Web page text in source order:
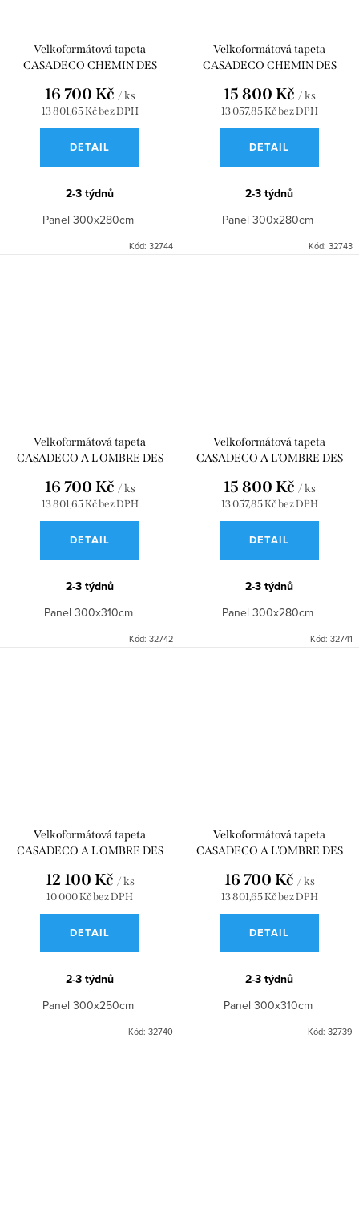
Velkoformátová tapeta
CASADECO CHEMIN DES
300x310 WDWD200137209
13 801,65 Kč bez DPH
16 700 Kč / ks
DETAIL
2-3 týdnů
Panel 300x280cm
Kód: 32744
Velkoformátová tapeta
CASADECO CHEMIN DES
300x280 WDWD200137208
13 057,85 Kč bez DPH
15 800 Kč / ks
DETAIL
2-3 týdnů
Panel 300x280cm
Kód: 32743
Velkoformátová tapeta
CASADECO A L'OMBRE DES
300x310 WDWD200017609
13 801,65 Kč bez DPH
16 700 Kč / ks
DETAIL
2-3 týdnů
Panel 300x310cm
Kód: 32742
Velkoformátová tapeta
CASADECO A L'OMBRE DES
300x280 WDWD200017608
13 057,85 Kč bez DPH
15 800 Kč / ks
DETAIL
2-3 týdnů
Panel 300x280cm
Kód: 32741
Velkoformátová tapeta
CASADECO A L'OMBRE DES
300x250 WDWD200017607
10 000 Kč bez DPH
12 100 Kč / ks
DETAIL
2-3 týdnů
Panel 300x250cm
Kód: 32740
Velkoformátová tapeta
CASADECO A L'OMBRE DES
WDWD200019809
13 801,65 Kč bez DPH
16 700 Kč / ks
DETAIL
2-3 týdnů
Panel 300x310cm
Kód: 32739